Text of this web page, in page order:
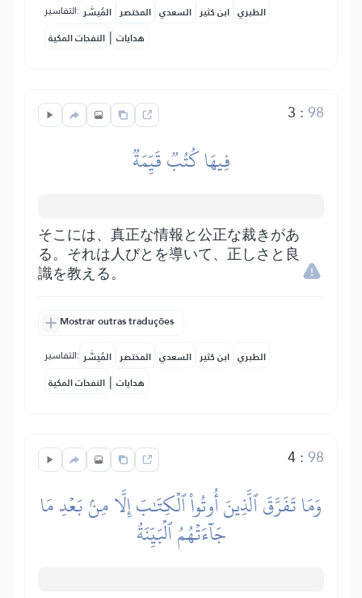
التفاسير: المُيسَّر المختصر السعدي ابن كثير الطبري
النفحات المكية | هدايات
3 :98
فِيهَا كُتُبٞ قَيِّمَةٞ
そこには、真正な情報と公正な裁きがあ
る。それは人びとを導いて、正しさと良
識を教える。
Mostrar outras traduções
التفاسير: المُيسَّر المختصر السعدي ابن كثير الطبري
النفحات المكية | هدايات
4:98
وَمَا تَفَرَّقَ ٱلَّذِينَ أُوتُواْ ٱلۡكِتَٰبَ إِلَّا مِنۢ بَعۡدِ مَا
جَآءَتۡهُمُ ٱلۡبَيِّنَةُ